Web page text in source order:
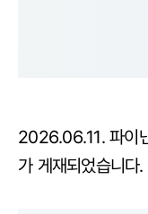
2026.06.11. 파이
가 게재되었습니다.